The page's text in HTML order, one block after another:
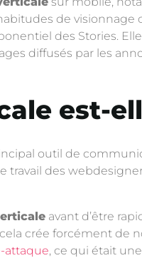
de
des Stories.
diffusés par les
est-
outil de
travail des
avant d’être
crée forcément de
attaque, ce qui était